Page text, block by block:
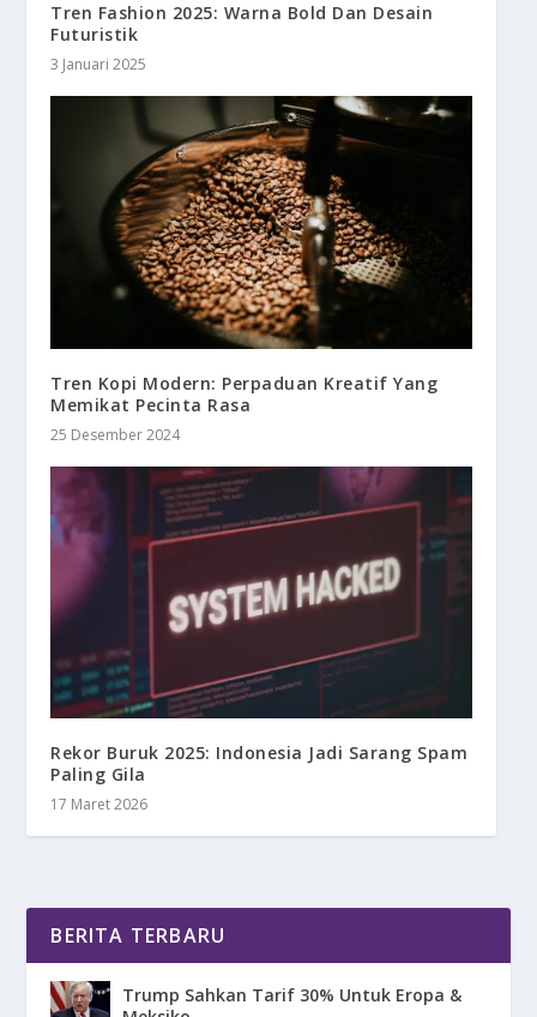
Tren Fashion 2025: Warna Bold Dan Desain
Futuristik
3 Januari 2025
Tren Kopi Modern: Perpaduan Kreatif Yang
Memikat Pecinta Rasa
25 Desember 2024
Rekor Buruk 2025: Indonesia Jadi Sarang Spam
Paling Gila
17 Maret 2026
BERITA TERBARU
Trump Sahkan Tarif 30% Untuk Eropa &